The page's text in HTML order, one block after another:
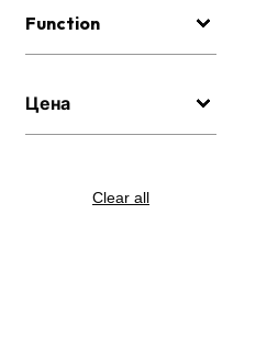
Function
Цена
Clear all